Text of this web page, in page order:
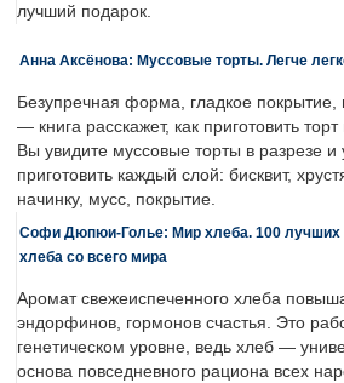
лучший подарок.
Анна Аксёнова: Муссовые торты. Легче
Безупречная форма, гладкое покрытие,
— книга расскажет, как приготовить
Вы увидите муссовые торты в разрезе и
приготовить каждый слой: бисквит,
начинку, мусс, покрытие.
Софи Дюпюи-Голье: Мир хлеба. 100 лучших
хлеба со всего мира
Аромат свежеиспеченного хлеба
эндорфинов, гормонов счастья. Это
генетическом уровне, ведь хлеб —
основа повседневного рациона всех